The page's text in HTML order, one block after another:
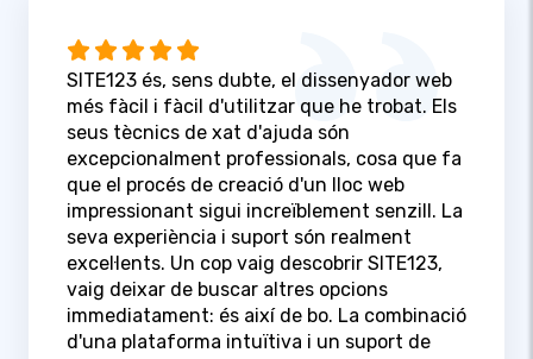
SITE123 és, sens dubte, el dissenyador web
més fàcil i fàcil d'utilitzar que he trobat. Els
seus tècnics de xat d'ajuda són
excepcionalment professionals, cosa que fa
que el procés de creació d'un lloc web
impressionant sigui increïblement senzill. La
seva experiència i suport són realment
excel·lents. Un cop vaig descobrir SITE123,
vaig deixar de buscar altres opcions
immediatament: és així de bo. La combinació
d'una plataforma intuïtiva i un suport de